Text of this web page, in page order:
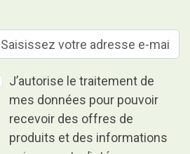
J’autorise le traitement de
mes données pour pouvoir
recevoir des offres de
produits et des informations